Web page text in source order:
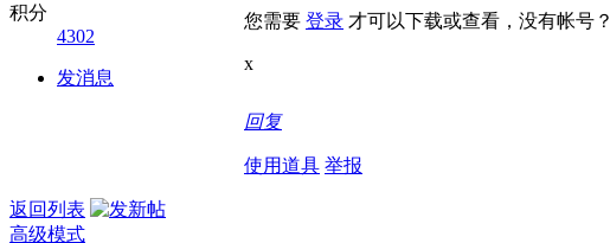
积分
4302
发消息
您需要 登录 才可以下载或查看，没有帐号？
x
回复
使用道具 举报
返回列表
高级模式